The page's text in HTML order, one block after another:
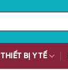
THIẾT BỊ Y TẾ